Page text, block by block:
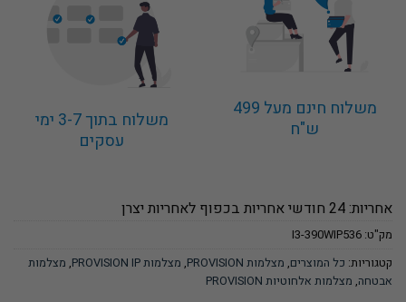
משלוח חינם מעל 499
ש"ח
משלוח בתוך 3-7 ימי
עסקים
אחריות: 24 חודשי אחריות בכפוף לאחריות יצרן
מק"ט: I3-390WIP536
קטגוריות: כל המוצרים, מצלמות PROVISION , מצלמות PROVISION IP , מצלמות
אבטחה, מצלמות אלחוטיות PROVISION